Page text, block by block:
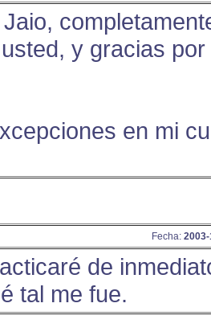
y gracias por
en mi
Fecha:
de
tal me fue.